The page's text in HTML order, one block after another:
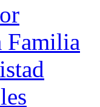
Familia